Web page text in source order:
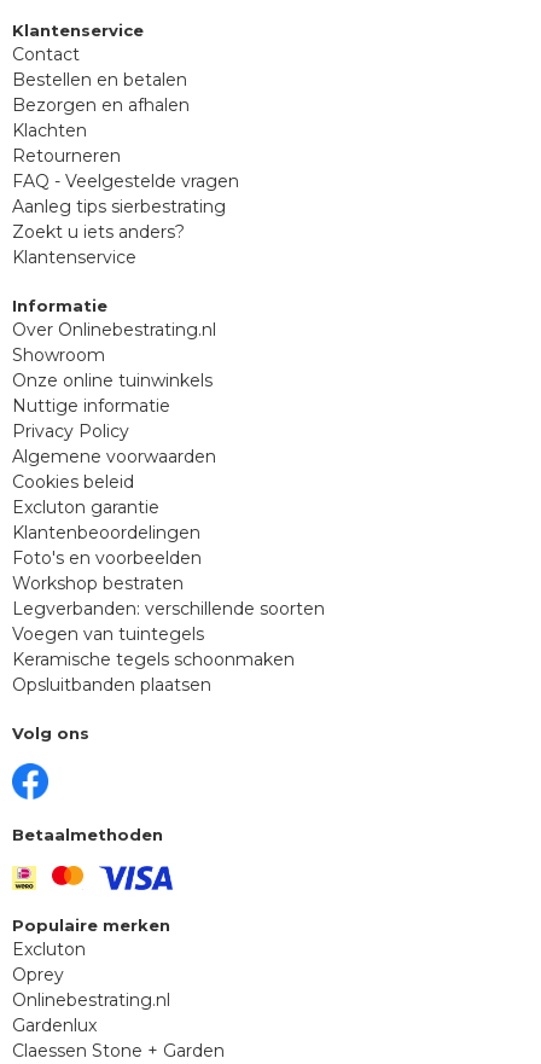
Klantenservice
Contact
Bestellen en betalen
Bezorgen en afhalen
Klachten
Retourneren
FAQ - Veelgestelde vragen
Aanleg tips sierbestrating
Zoekt u iets anders?
Klantenservice
Informatie
Over Onlinebestrating.nl
Showroom
Onze online tuinwinkels
Nuttige informatie
Privacy Policy
Algemene voorwaarden
Cookies beleid
Excluton garantie
Klantenbeoordelingen
Foto's en voorbeelden
Workshop bestraten
Legverbanden: verschillende soorten
Voegen van tuintegels
Keramische tegels schoonmaken
Opsluitbanden plaatsen
Volg ons
Betaalmethoden
Populaire merken
Excluton
Oprey
Onlinebestrating.nl
Gardenlux
Claessen Stone + Garden